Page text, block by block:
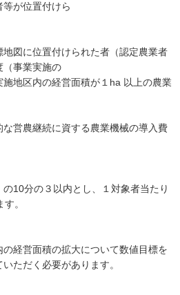
が位置付けら
図に位置付けられた者（認定農業者
（事業実施の
地区内の経営面積が１ha 以上の農業
営農継続に資する農業機械の導入費
10分の３以内とし、１対象者当たり
。
経営面積の拡大について数値目標を
ただく必要があります。